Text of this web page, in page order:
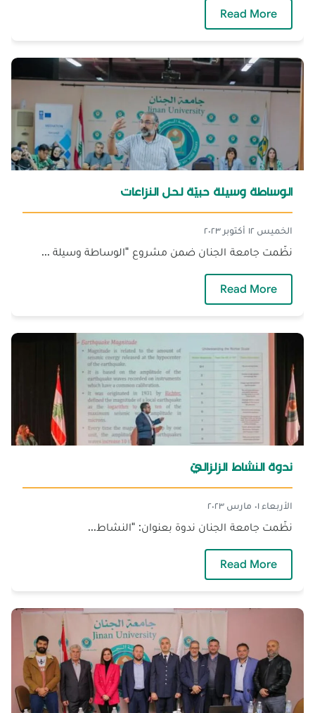
Read More
الوساطة وسيلة حبيّة لحل النزاعات
الخميس ١٢ أكتوبر ٢٠٢٣
نظّمت جامعة الجنان ضمن مشروع "الوساطة وسيلة ...
Read More
ندوة النشاط الزلزاليّ
الأربعاء ٠١ مارس ٢٠٢٣
نظّمت جامعة الجنان ندوة بعنوان: "النشاط...
Read More